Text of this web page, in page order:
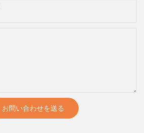
お問い合わせを送る